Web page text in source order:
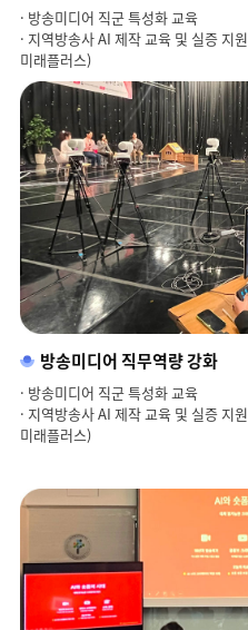
· 방송미디어 직군 특성화 교육
· 지역방송사 AI 제작 교육 및 실증 지원
미래플러스)
방송미디어 직무역량 강화
· 방송미디어 직군 특성화 교육
· 지역방송사 AI 제작 교육 및 실증 지원
미래플러스)